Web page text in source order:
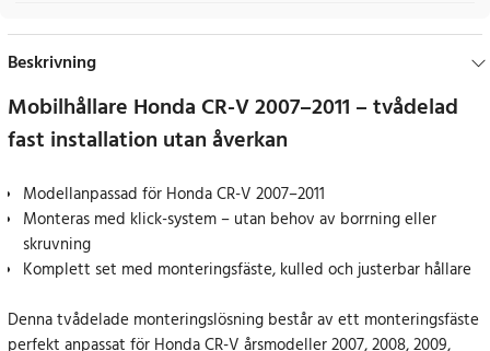
Beskrivning
Mobilhållare Honda CR-V 2007–2011 – tvådelad
fast installation utan åverkan
Modellanpassad för Honda CR-V 2007–2011
Monteras med klick-system – utan behov av borrning eller
skruvning
Komplett set med monteringsfäste, kulled och justerbar hållare
Denna tvådelade monteringslösning består av ett monteringsfäste
perfekt anpassat för Honda CR-V årsmodeller 2007, 2008, 2009,